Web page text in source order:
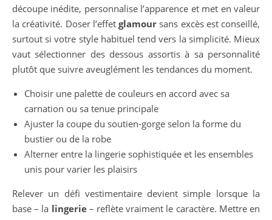
découpe inédite, personnalise l’apparence et met en valeur
la créativité. Doser l’effet glamour sans excès est conseillé,
surtout si votre style habituel tend vers la simplicité. Mieux
vaut sélectionner des dessous assortis à sa personnalité
plutôt que suivre aveuglément les tendances du moment.
Choisir une palette de couleurs en accord avec sa
carnation ou sa tenue principale
Ajuster la coupe du soutien-gorge selon la forme du
bustier ou de la robe
Alterner entre la lingerie sophistiquée et les ensembles
unis pour varier les plaisirs
Relever un défi vestimentaire devient simple lorsque la
base – la lingerie– reflète vraiment le caractère. Mettre en